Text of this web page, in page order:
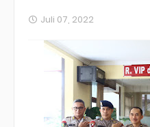
Juli 07, 2022